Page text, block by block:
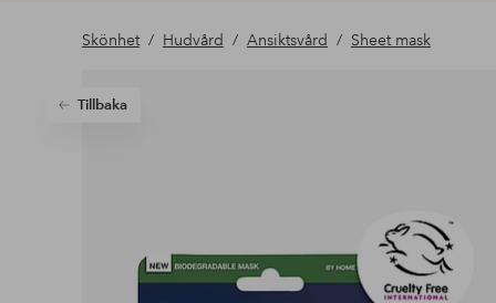
navigation
Skönhet Hudvård Ansiktsvård Sheet mask
Tillbaka